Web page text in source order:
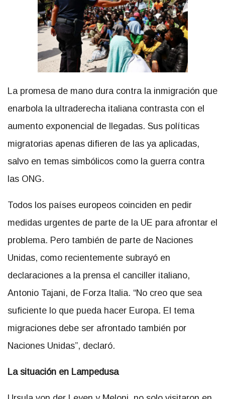
La promesa de mano dura contra la inmigración que
enarbola la ultraderecha italiana contrasta con el
aumento exponencial de llegadas. Sus políticas
migratorias apenas difieren de las ya aplicadas,
salvo en temas simbólicos como la guerra contra
las ONG.
Todos los países europeos coinciden en pedir
medidas urgentes de parte de la UE para afrontar el
problema. Pero también de parte de Naciones
Unidas, como recientemente subrayó en
declaraciones a la prensa el canciller italiano,
Antonio Tajani, de Forza Italia. “No creo que sea
suficiente lo que pueda hacer Europa. El tema
migraciones debe ser afrontado también por
Naciones Unidas”, declaró.
La situación en Lampedusa